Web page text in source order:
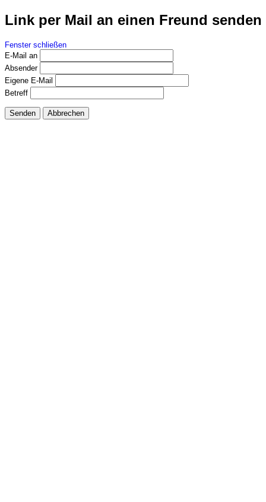
Link per Mail an einen Freund senden
Fenster schließen
E-Mail an
Absender
Eigene E-Mail
Betreff
Senden Abbrechen